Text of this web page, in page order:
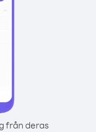
från deras